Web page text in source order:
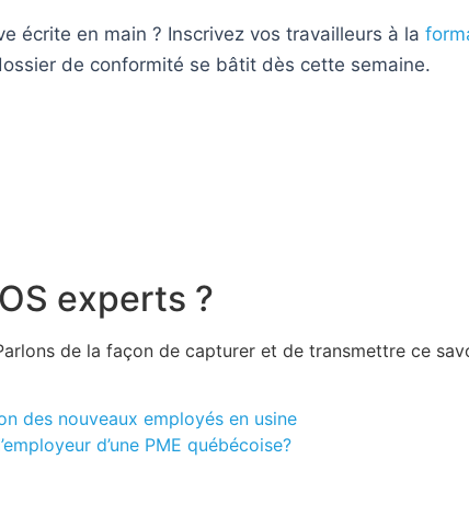
écrite en main ? Inscrivez vos travailleurs à la
de conformité se bâtit dès cette semaine.
experts ?
de la façon de capturer et de transmettre ce
des nouveaux employés en usine
d’une PME québécoise?